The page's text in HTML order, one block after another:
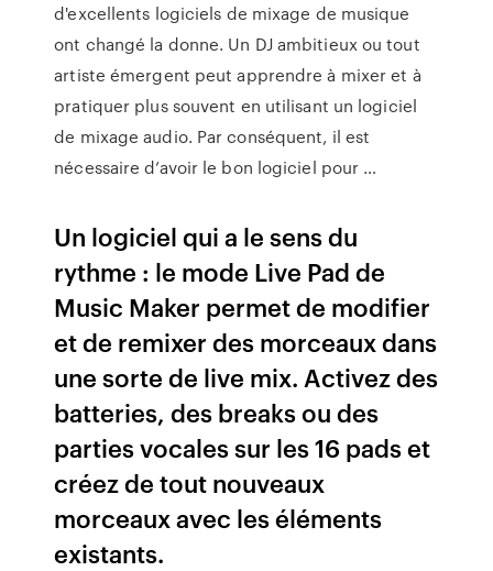
d'excellents logiciels de mixage de musique
ont changé la donne. Un DJ ambitieux ou tout
artiste émergent peut apprendre à mixer et à
pratiquer plus souvent en utilisant un logiciel
de mixage audio. Par conséquent, il est
nécessaire d’avoir le bon logiciel pour …
Un logiciel qui a le sens du
rythme : le mode Live Pad de
Music Maker permet de modifier
et de remixer des morceaux dans
une sorte de live mix. Activez des
batteries, des breaks ou des
parties vocales sur les 16 pads et
créez de tout nouveaux
morceaux avec les éléments
existants.